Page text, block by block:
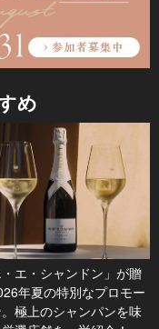
め
・エ・シャンドン」が贈
年夏の特別なプロモー
極上のシャンパンを味